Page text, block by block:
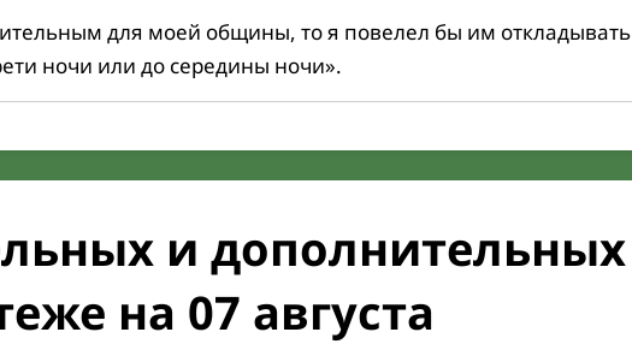
для моей общины, то я повелел бы им откладывать
ночи или до середины ночи».
и дополнительных
на 07 августа